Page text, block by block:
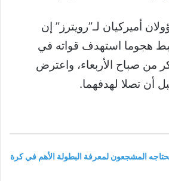
أميركيان لـ”رويترز” إن
هجوما استهدف قواته في
من صباح الأربعاء، واعترض
أن تصلا لهدفهما.
2026: كل ما يحتاجه المشجعون لمعرفة البطولة الأهم في كرة